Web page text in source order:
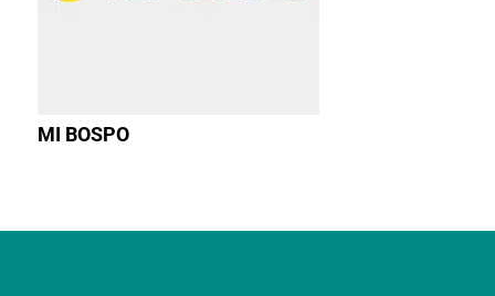
MI BOSPO